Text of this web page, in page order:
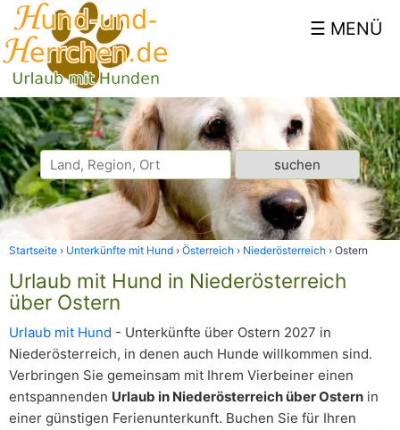
Startseite Unterkünfte mit Hund Österreich Niederösterreich Ostern
Urlaub mit Hund in Niederösterreich
über Ostern
Urlaub mit Hund - Unterkünfte über Ostern 2027 in
Niederösterreich, in denen auch Hunde willkommen sind.
Verbringen Sie gemeinsam mit Ihrem Vierbeiner einen
entspannenden Urlaub in Niederösterreich über Ostern in
einer günstigen Ferienunterkunft. Buchen Sie für Ihren